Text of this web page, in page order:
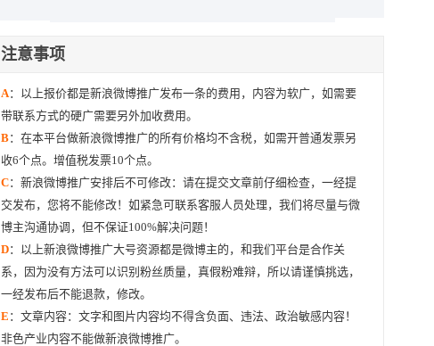
注意事项
A：以上报价都是新浪微博推广发布一条的费用，内容为软广，如需要
带联系方式的硬广需要另外加收费用。
B：在本平台做新浪微博推广的所有价格均不含税，如需开普通发票另
收6个点。增值税发票10个点。
C：新浪微博推广安排后不可修改：请在提交文章前仔细检查，一经提
交发布，您将不能修改！如紧急可联系客服人员处理，我们将尽量与微
博主沟通协调，但不保证100%解决问题！
D：以上新浪微博推广大号资源都是微博主的，和我们平台是合作关
系，因为没有方法可以识别粉丝质量，真假粉难辩，所以请谨慎挑选，
一经发布后不能退款，修改。
E ：文章内容：文字和图片内容均不得含负面、违法、政治敏感内容！
非色产业内容不能做新浪微博推广。